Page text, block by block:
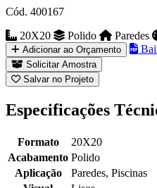
Cód. 400167
20X20
Polido Paredes
Adicionar ao Orçamento
Solicitar Amostra
Salvar no Projeto
Especificações
Formato
20X20
Acabamento Polido
Aplicação
Paredes, Piscinas